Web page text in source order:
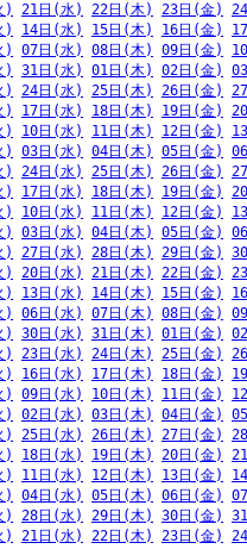
) 21日(水) 22日(木) 23日(金)
) 14日(水) 15日(木) 16日(金)
) 07日(水) 08日(木) 09日(金)
) 31日(水) 01日(木) 02日(金)
) 24日(水) 25日(木) 26日(金)
) 17日(水) 18日(木) 19日(金)
) 10日(水) 11日(木) 12日(金)
) 03日(水) 04日(木) 05日(金)
) 24日(水) 25日(木) 26日(金)
) 17日(水) 18日(木) 19日(金)
) 10日(水) 11日(木) 12日(金)
) 03日(水) 04日(木) 05日(金)
) 27日(水) 28日(木) 29日(金)
) 20日(水) 21日(木) 22日(金)
) 13日(水) 14日(木) 15日(金)
) 06日(水) 07日(木) 08日(金)
) 30日(水) 31日(木) 01日(金)
) 23日(水) 24日(木) 25日(金)
) 16日(水) 17日(木) 18日(金)
) 09日(水) 10日(木) 11日(金)
) 02日(水) 03日(木) 04日(金)
) 25日(水) 26日(木) 27日(金)
) 18日(水) 19日(木) 20日(金)
) 11日(水) 12日(木) 13日(金)
) 04日(水) 05日(木) 06日(金)
) 28日(水) 29日(木) 30日(金)
) 21日(水) 22日(木) 23日(金)